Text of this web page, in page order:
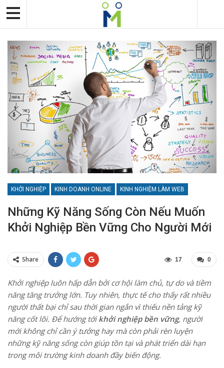
KHỞI NGHIỆP KINH DOANH ONLINE KINH NGHIỆM LÀM WEB
Những Kỹ Năng Sống Còn Nếu Muốn
Khởi Nghiệp Bền Vững Cho Người Mới
Share 0
17
Khởi nghiệp luôn hấp dẫn bởi cơ hội làm chủ, tự do và tiềm
năng tăng trưởng lớn. Tuy nhiên, thực tế cho thấy rất nhiều
người thất bại chỉ sau thời gian ngắn vì thiếu nền tảng kỹ
năng cốt lõi. Để hướng tớikhởi nghiệp bền vững, người
mới không chỉ cần ý tưởng hay mà còn phải rèn luyện
những kỹ năng sống còn giúp tồn tại và phát triển dài hạn
trong môi trường kinh doanh đầy biến động.